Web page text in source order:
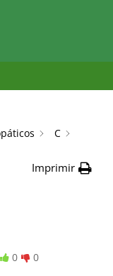
C
Imprimir
0 0